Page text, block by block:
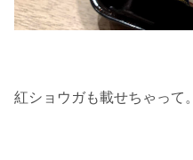
紅ショウガも載せちゃって。